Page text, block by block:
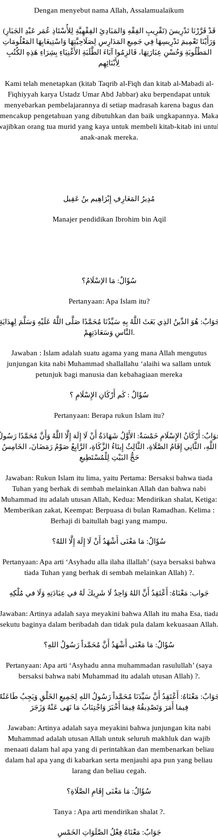
Dengan menyebut nama Allah, Assalamualaikum
قَدْ قَرَّرْنَا تَدْرِيسَ (تَقْرِيبِ الفِقْهِ وَالمَبَادِئِ الفِقْهِيَّةِ لِلأُسْتَاذِ عُمَر عَبْدِ الجَبَارِ)
وَرَأَيْنَا تَعْمِيمَ تَدْرِيسِهَا فِي جَمِيعِ المَدَارِسِ لِصَلَاحِيَّتِهَا وَاسْتِيعَابِهَا المَعْلُومَاتِ
المَطْلُوبَةِ وَحُسْنِ عِبَارَتِهَا، فَالزِمُوا آبَاءَ الطَّلَبَةِ الأَغْنِيَاءِ بِشِرَاءِ هَذِهِ الكُتُبِ
لِأَبْنَائِهِم
Kami telah menetapkan (kitab Taqrib al-Fiqh dan kitab al-Mabadi al-
Fiqhiyyah karya Ustadz Umar Abd Jabbar) aku berpendapat untuk
menyebarkan pembelajarannya di setiap madrasah karena bagus dan
mencakup pengetahuan yang dibutuhkan dan baik ungkapannya. Maka
orang tua murid yang kaya untuk membeli kitab-kitab ini
anak-anak mereka.
مُدِيرُ المَعَارِفِ إِبْرَاهِيم بنُ عَقِيل
Manajer pendidikan Ibrohim bin Aqil
سُؤَالٌ: مَا الإسْلَامُ؟
Pertanyaan: Apa Islam itu?
هُوَ الدِّينُ الذِي بَعَثَ اللَّهُ بِهِ سَيِّدُنَا مُحَمَّدًا صَلَّى اللَّهُ عَلَيْهِ وَسَلَّمَ
النَّاسِ وَسَعَادَتِهِمْ.
Jawaban : Islam adalah suatu agama yang mana Allah mengutus
junjungan kita nabi Muhammad shallallahu ‘alaihi wa sallam untuk
petunjuk bagi manusia dan kebahagiaan mereka
سُؤَالٌ : كَم أَرْكَانِ الإِسْلَامِ ؟
Pertanyaan: Berapa rukun Islam itu?
أَرْكَانُ الإِسْلَامِ خَمْسَةٌ: الأَوَّلُ شَهَادَةُ أَنْ لَا إِلَهَ إِلَّا اللَّهُ وَأَنَّ مُحَمَّدًا
اللَّهِ، الثَّانِي إِقَامُ الصَّلَاةِ، الثَّالِثُ إِيتَاءُ الزَّكَاةِ، الرَّابِعُ صَوْمُ رَمَضَانَ، الخَامِسُ
حَجُّ البَيْتِ لِلْمُسْتَطِيعِ
Jawaban: Rukun Islam itu lima, yaitu Pertama: Bersaksi bahwa tiada
Tuhan yang berhak di sembah melainkan Allah dan bahwa nabi
Muhammad itu adalah utusan Allah, Kedua: Mendirikan shalat, Ketiga:
Memberikan zakat, Keempat: Berpuasa di bulan Ramadhan. Kelima :
Berhaji di baitullah bagi yang mampu.
سُؤَالٌ: مَا مَعْنَى أَشْهَدُ أَنْ لَا إِلَهَ إِلَّا اللهُ؟
Pertanyaan: Apa arti ‘Asyhadu alla ilaha illallah’ (saya bersaksi bahwa
tiada Tuhan yang berhak di sembah melainkan Allah) ?.
جَواب: مَعْنَاهُ: أَعْتَقِدُ أَنَّ اللهُ وَاحِدٌ لَا شَرِيكَ لَهُ في عِبَادَتِهِ وَلَا في مُلْكِهِ
Artinya adalah saya meyakini bahwa Allah itu maha Esa,
sekutu baginya dalam beribadah dan tidak pula dalam kekuasaan Allah.
سُؤَالٌ: مَا مَعْنَى أَشْهَدُ أَنَّ مُحَمَّداً رَسُولُ اللهِ؟
Pertanyaan: Apa arti ‘Asyhadu anna muhammadan rasulullah’ (saya
bersaksi bahwa nabi Muhammad itu adalah utusan Allah) ?.
مَعْنَاهُ: أَعْتَقِدُ أَنَّ سَيِّدَنَا مُحَمَّداً رَسُولُ اللهِ لِجَمِيعِ الخَلْقِ وَيَجِبُ
فِيمَا أَمَرَ وَتَصْدِيقُهُ فِيمَا أَخْبَرَ وَاجْتِنَابُ مَا نَهَى عَنْهُ وَزَجَرَ
Jawaban: Artinya adalah saya meyakini bahwa junjungan kita nabi
Muhammad adalah utusan Allah untuk seluruh makhluk dan wajib
menaati dalam hal apa yang di perintahkan dan membenarkan beliau
dalam hal apa yang di kabarkan serta menjauhi apa pun yang beliau
larang dan beliau cegah.
سُؤَالٌ: مَا مَعْنَى إِقَامِ الصَّلَاةِ؟
Tanya : Apa arti mendirikan shalat ?.
جَوَابٌ: مَعْنَاهُ فِعْلُ الصَّلَوَاتِ الخَمْسِ